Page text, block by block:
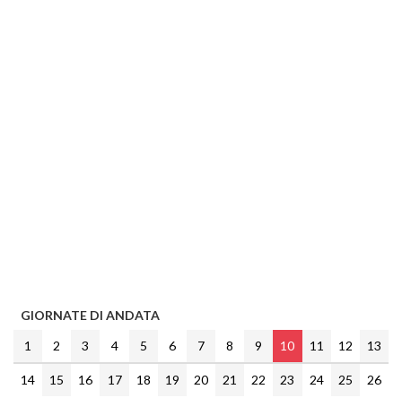
GIORNATE DI ANDATA
1
2 3 4 5 6 7 8 9 10 11 12 13
14 15 16 17 18 19 20 21 22 23 24 25
26